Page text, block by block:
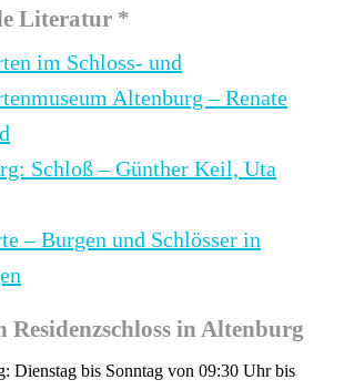
Literatur *
im Schloss- und
Altenburg – Renate
Schloß – Günther Keil, Uta
– Burgen und Schlösser in
Residenzschloss in Altenburg
Dienstag bis Sonntag von 09:30 Uhr bis